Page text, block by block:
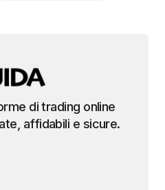
di trading online
affidabili e sicure.